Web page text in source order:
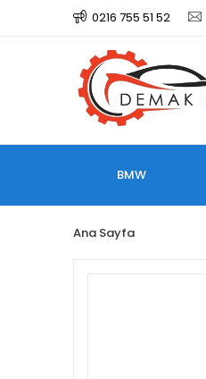
0216 755 51 52
BMW
Ana Sayfa